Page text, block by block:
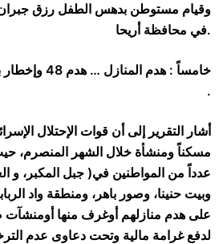
وقيام مستوطن بدهس الطفل رزق
في محافظة أريحا.
.
مسكناً ومنشأة خلال الشهر المنصرم،
عدداً من المواطنين في( جبل المكبر، و
وبيت حنينا، وصور باهر، ومنطقة واد
على هدم منازلهم أوغرف منها أومنشآت
لدفع غرامة مالية وتحت دعاوى عدم